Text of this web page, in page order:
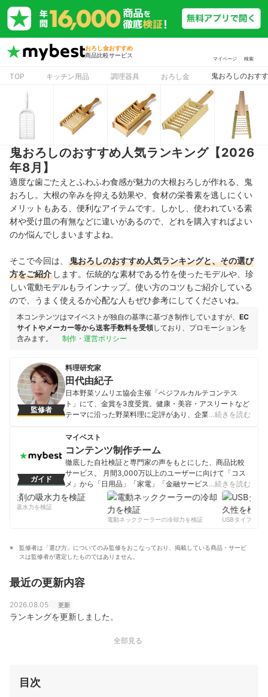
おろし金おすすめ
商品比較サービス
マイページ 検索
TOP キッチン用品 調理器具 おろし金 鬼おろしのおす
鬼おろしのおすすめ人気ランキング【2026
年8月】
適度な歯ごたえとふわふわ食感が魅力の大根おろしが作れる、鬼
おろし。大根の辛みを抑える効果や、食材の栄養素を逃しにくい
メリットもある、便利なアイテムです。しかし、使われている素
材や受け皿の有無などに違いがあるので、どれを購入すればよい
のか悩んでしまいますよね。
そこで今回は、
鬼おろしのおすすめ人気ランキングと、その選び
方をご紹介 します。 伝統的な素材である竹を使ったモデルや、珍
しい電動モデルもラインナップ。使い方のコツもご紹介している
ので、うまく使えるか心配な人もぜひ参考にしてくださいね。
本コンテンツはマイベストが独自の基準に基づき制作していますが、 EC
サイトやメーカー等から送客手数料を受領しており、プロモーションを
含みます。
制作・運営ポリシー
監修者
料理研究家
田代由紀子
日本野菜ソムリエ協会主催「ベジフルカルテコンテス
ト」にて、金賞を3度受賞。健康・美容・アスリートなど
テーマに沿った野菜料理に定評があり、企業・自治体な
活を！」をコンセプトに、主婦目線のアイデアを盛り込
んだ料理教室「オレンジキッチンクッキングスタジオ」
を主宰している。 野菜ソムリエ・アスリートフードマイ
スター・食生活アドバイザー等の資格多数。読売新聞ヨ
ミドクターで今日の健康レシピ「田代由紀子のアスリー
トレシピ」を連載中。
田代由紀子のプロフィール
…続きを読む
ガイド
マイベスト
コンテンツ制作チーム
徹底した自社検証と専門家の声をもとにした、商品比較
サービス。 月間3,000万以上のユーザーに向けて「コス
メ」から「日用品」「家電」「金融サービス」まで、ベ
ストな商品を選んでもらうために、毎日コンテンツを制
コンテンツ制作チームのプロフィール
…続きを読む
の吸水力を検証
電動ネッククーラーの冷却力を検証
USBタイプCケー
監修者は「選び方」についてのみ監修をおこなっており、掲載している商品・サービ
スは監修者が選定したものではありません。
最近の更新内容
2026.08.05 更新
ランキングを更新しました。
全部見る
目次